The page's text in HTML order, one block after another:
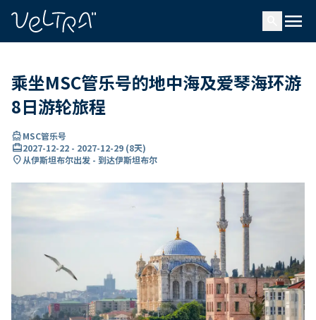
menu
乘坐MSC管乐号的地中海及爱琴海环游
8日游轮旅程
directions_boatMSC管乐号
card_travel2027-12-22 - 2027-12-29 (8天)
location_on从伊斯坦布尔出发 - 到达伊斯坦布尔